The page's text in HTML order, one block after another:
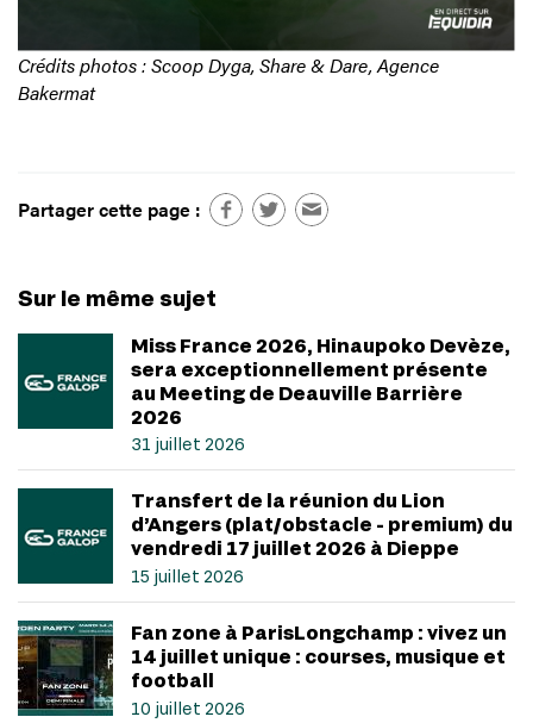
Crédits photos : Scoop Dyga, Share & Dare, Agence
Bakermat
Partager cette page :
Sur le même sujet
Miss France 2026, Hinaupoko Devèze,
sera exceptionnellement présente
au Meeting de Deauville Barrière
2026
31 juillet 2026
Transfert de la réunion du Lion
d’Angers (plat/obstacle - premium) du
vendredi 17 juillet 2026 à Dieppe
15 juillet 2026
Fan zone à ParisLongchamp : vivez un
14 juillet unique : courses, musique et
football
10 juillet 2026